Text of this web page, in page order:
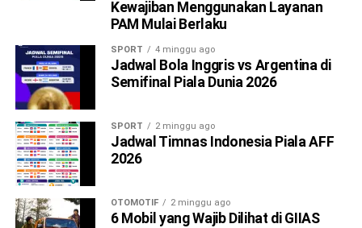
Kewajiban Menggunakan Layanan
PAM Mulai Berlaku
SPORT 4 minggu ago
Jadwal Bola Inggris vs Argentina di
Semifinal Piala Dunia 2026
SPORT 2 minggu ago
Jadwal Timnas Indonesia Piala AFF
2026
OTOMOTIF 2 minggu ago
6 Mobil yang Wajib Dilihat di GIIAS